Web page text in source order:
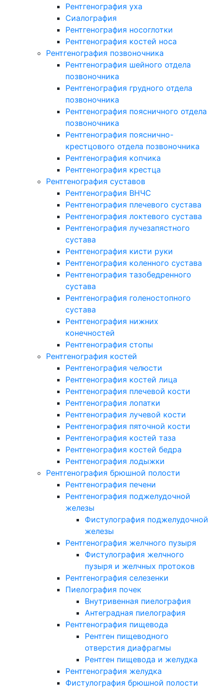
Рентгенография уха
Сиалография
Рентгенография носоглотки
Рентгенография костей носа
Рентгенография позвоночника
Рентгенография шейного отдела
позвоночника
Рентгенография грудного отдела
позвоночника
Рентгенография поясничного отдела
позвоночника
Рентгенография пояснично-
крестцового отдела позвоночника
Рентгенография копчика
Рентгенография крестца
Рентгенография суставов
Рентгенография ВНЧС
Рентгенография плечевого сустава
Рентгенография локтевого сустава
Рентгенография лучезапястного
сустава
Рентгенография кисти руки
Рентгенография коленного сустава
Рентгенография тазобедренного
сустава
Рентгенография голеностопного
сустава
Рентгенография нижних
конечностей
Рентгенография стопы
Рентгенография костей
Рентгенография челюсти
Рентгенография костей лица
Рентгенография плечевой кости
Рентгенография лопатки
Рентгенография лучевой кости
Рентгенография пяточной кости
Рентгенография костей таза
Рентгенография костей бедра
Рентгенография лодыжки
Рентгенография брюшной полости
Рентгенография печени
Рентгенография поджелудочной
железы
Фистулография поджелудочной
железы
Рентгенография желчного пузыря
Фистулография желчного
пузыря и желчных протоков
Рентгенография селезенки
Пиелография почек
Внутривенная пиелография
Антеградная пиелография
Рентгенография пищевода
Рентген пищеводного
отверстия диафрагмы
Рентген пищевода и желудка
Рентгенография желудка
Фистулография брюшной полости